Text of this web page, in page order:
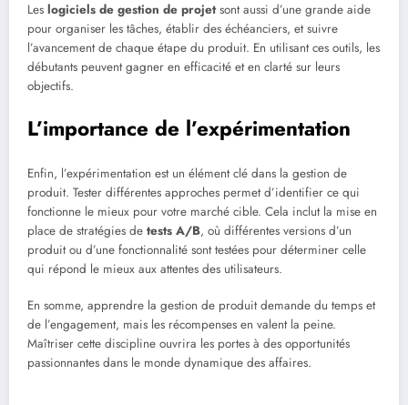
Les logiciels de gestion de projetsont aussi d’une grande aide
pour organiser les tâches, établir des échéanciers, et suivre
l’avancement de chaque étape du produit. En utilisant ces outils, les
débutants peuvent gagner en efficacité et en clarté sur leurs
objectifs.
L’importance de l’expérimentation
Enfin, l’expérimentation est un élément clé dans la gestion de
produit. Tester différentes approches permet d’identifier ce qui
fonctionne le mieux pour votre marché cible. Cela inclut la mise en
place de stratégies de tests A/B, où différentes versions d’un
produit ou d’une fonctionnalité sont testées pour déterminer celle
qui répond le mieux aux attentes des utilisateurs.
En somme, apprendre la gestion de produit demande du temps et
de l’engagement, mais les récompenses en valent la peine.
Maîtriser cette discipline ouvrira les portes à des opportunités
passionnantes dans le monde dynamique des affaires.